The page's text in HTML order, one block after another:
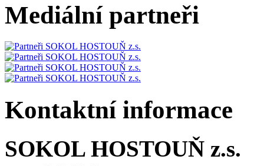
Mediální partneři
Kontaktní informace
SOKOL HOSTOUŇ z.s.